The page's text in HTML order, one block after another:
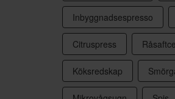
Inbyggnadsespresso
Citruspress
Köksredskap